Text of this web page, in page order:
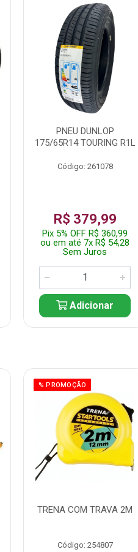
PNEU DUNLOP
175/65R14 TOURING R1L
Código: 261078
R$ 379,99
Pix 5% OFF R$ 360,99
ou em até 7x R$ 54,28
Sem Juros
Adicionar
% PROMOÇÃO
TRENA COM TRAVA 2M
Código: 254807